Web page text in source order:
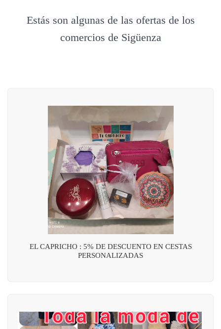
Estás son algunas de las ofertas de los
comercios de Sigüenza
EL CAPRICHO : 5% DE DESCUENTO EN CESTAS
PERSONALIZADAS